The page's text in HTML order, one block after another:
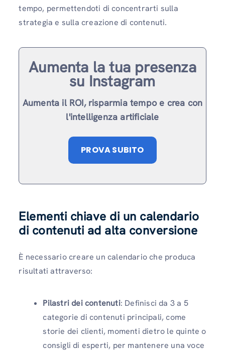
tempo, permettendoti di concentrarti sulla
strategia e sulla creazione di contenuti.
Aumenta la tua presenza
su Instagram
Aumenta il ROI, risparmia tempo e crea con
l'intelligenza artificiale
PROVA SUBITO
Elementi chiave di un calendario
di contenuti ad alta conversione
È necessario creare un calendario che produca
risultati attraverso:
Pilastri dei contenuti: Definisci da 3 a 5
categorie di contenuti principali, come
storie dei clienti, momenti dietro le quinte o
consigli di esperti, per mantenere una voce